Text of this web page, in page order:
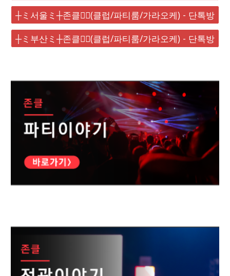
┼ミ서울ミ┼존클❤️‍🔥(클럽/파티룸/가라오케) - 단톡방
┼ミ부산ミ┼존클❤️‍🔥(클럽/파티룸/가라오케) - 단톡방